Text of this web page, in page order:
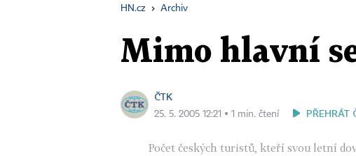
HN.cz › Archiv
Mimo hlavní
ČTK
25. 5. 2005 12:21 ▪ 1 min. čtení PŘEHRÁT
Počet českých turistů, kteří svou letní